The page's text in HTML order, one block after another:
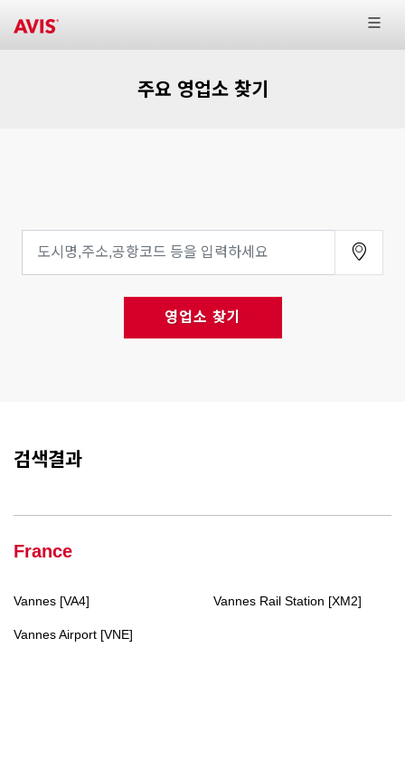
주요 영업소 찾기
영업소 찾기
검색결과
France
Vannes [VA4] Vannes Rail Station [XM2]
Vannes Airport [VNE]